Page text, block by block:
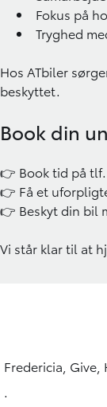
Fokus på
Tryghed
Hos ATbiler
beskyttet.
Book din
👉 Book tid på
👉 Få et
👉 Beskyt din bil
Vi står klar til at
Fredericia,
.